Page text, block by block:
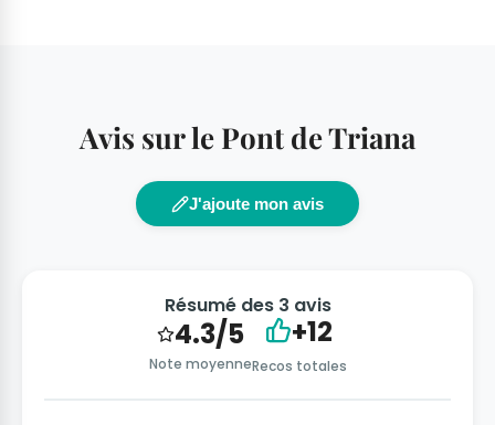
Avis sur le Pont de Triana
J'ajoute mon avis
Résumé des 3 avis
4.3/5
Note moyenne
+12
Recos totales